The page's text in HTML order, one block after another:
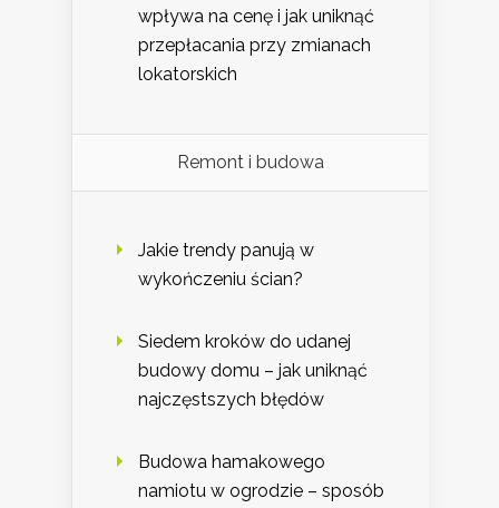
wpływa na cenę i jak uniknąć
przepłacania przy zmianach
lokatorskich
Remont i budowa
Jakie trendy panują w
wykończeniu ścian?
Siedem kroków do udanej
budowy domu – jak uniknąć
najczęstszych błędów
Budowa hamakowego
namiotu w ogrodzie – sposób